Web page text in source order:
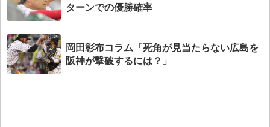
ターンでの優勝確率
岡田彰布コラム「死角が見当たらない広島を
阪神が撃破するには？」